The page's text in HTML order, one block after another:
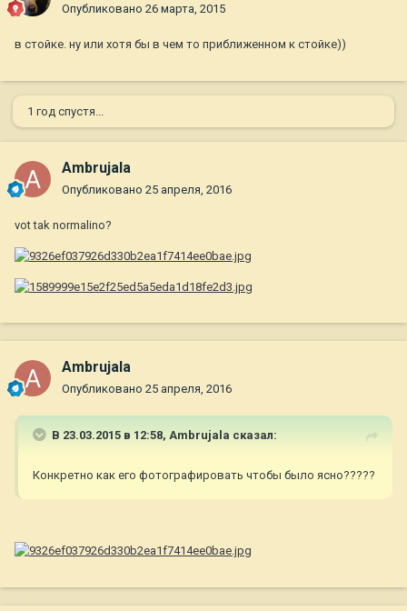
Опубликовано 26 марта, 2015
в стойке. ну или хотя бы в чем то приближенном к стойке))
1 год спустя...
Ambrujala
Опубликовано 25 апреля, 2016
vot tak normalino?
Ambrujala
Опубликовано 25 апреля, 2016
В 23.03.2015 в 12:58, Ambrujala сказал:
Конкретно как его фотографировать чтобы было ясно?????